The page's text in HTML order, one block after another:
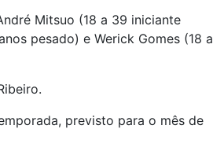
Mitsuo (18 a 39 iniciante
pesado) e Werick Gomes (18 a
previsto para o mês de